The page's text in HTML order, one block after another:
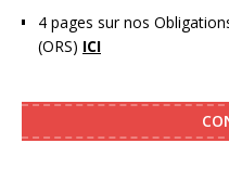
4 pages sur nos
(ORS) ICI